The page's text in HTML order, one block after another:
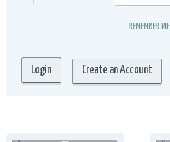
REMEMBER ME
Create an Account